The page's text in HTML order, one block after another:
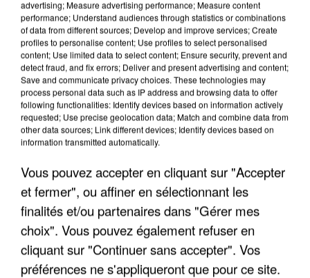
LES INTERVIEWS CHANTE
FRANCE
Voir plus
"JE SUIS À DISPOSITION DES
ENFOIRÉS"
"ON A TOUS LE TRAC"
advertising; Measure advertising performance; Measure content
performance; Understand audiences through statistics or combinations
of data from different sources; Develop and improve services; Create
profiles to personalise content; Use profiles to select personalised
content; Use limited data to select content; Ensure security, prevent and
detect fraud, and fix errors; Deliver and present advertising and content;
Save and communicate privacy choices. These technologies may
process personal data such as IP address and browsing data to offer
following functionalities: Identify devices based on information actively
requested; Use precise geolocation data; Match and combine data from
other data sources; Link different devices; Identify devices based on
information transmitted automatically.
Vous pouvez accepter en cliquant sur "Accepter
et fermer", ou affiner en sélectionnant les
finalités et/ou partenaires dans "Gérer mes
choix". Vous pouvez également refuser en
cliquant sur "Continuer sans accepter". Vos
préférences ne s'appliqueront que pour ce site.